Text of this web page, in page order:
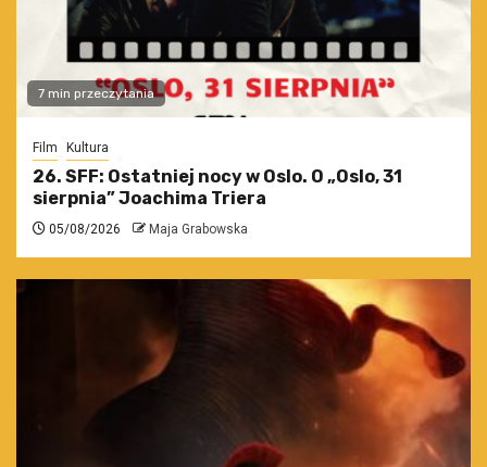
7 min przeczytania
Film Kultura
26. SFF: Ostatniej nocy w Oslo. O „Oslo, 31
sierpnia” Joachima Triera
05/08/2026 Maja Grabowska